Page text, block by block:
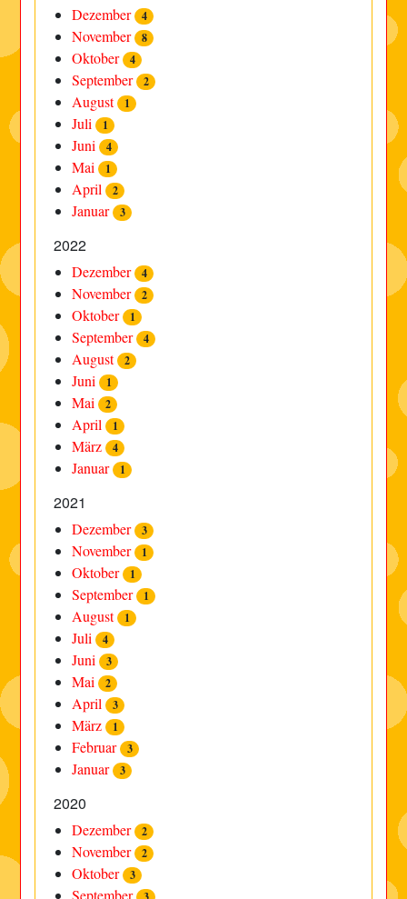
Dezember 4
November 8
Oktober 4
September 2
August 1
Juli 1
Juni 4
Mai 1
April 2
Januar 3
2022
Dezember 4
November 2
Oktober 1
September 4
August 2
Juni 1
Mai 2
April 1
März 4
Januar 1
2021
Dezember 3
November 1
Oktober 1
September 1
August 1
Juli 4
Juni 3
Mai 2
April 3
März 1
Februar 3
Januar 3
2020
Dezember 2
November 2
Oktober 3
September